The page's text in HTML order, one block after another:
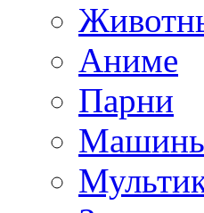
Аниме
Парни